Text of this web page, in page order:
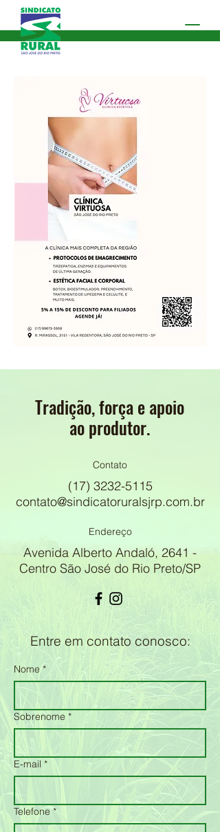
Tradição, força e apoio
ao produtor.
Contato
(17) 3232-5115
contato@sindicatoruralsjrp.com.br
Endereço
Avenida Alberto Andaló, 2641 -
Centro São José do Rio Preto/SP
Entre em contato conosco:
Nome *
Sobrenome *
E-mail *
Telefone *